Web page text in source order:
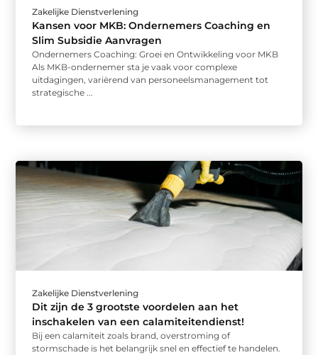
Zakelijke Dienstverlening
Kansen voor MKB: Ondernemers Coaching en
Slim Subsidie Aanvragen
Ondernemers Coaching: Groei en Ontwikkeling voor MKB
Als MKB-ondernemer sta je vaak voor complexe
uitdagingen, variërend van personeelsmanagement tot
strategische ...
Zakelijke Dienstverlening
Dit zijn de 3 grootste voordelen aan het
inschakelen van een calamiteitendienst!
Bij een calamiteit zoals brand, overstroming of
stormschade is het belangrijk snel en effectief te handelen.